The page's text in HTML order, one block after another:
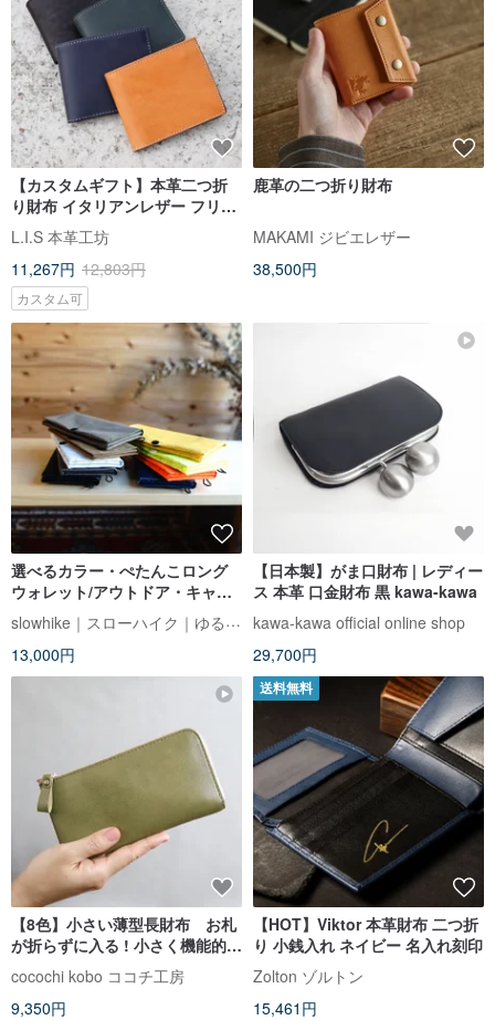
【カスタムギフト】本革二つ折
り財布 イタリアンレザー フリッ
プウォレット 4 色 父の日ギフト
L.I.S 本革工坊
11,267円 12,803円
カスタム可
鹿革の二つ折り財布
MAKAMI ジビエレザー
38,500円
選べるカラー・ぺたんこロング
ウォレット/アウトドア・キャン
プ・登山・超軽量・薄い長財
布・ミニ財布・防水・
slowhike・LW-01
slowhike｜スローハイク｜ゆるハイカーの山道具
13,000円
【日本製】がま口財布 | レディー
ス 本革 口金財布 黒 kawa-kawa
kawa-kawa official online shop
29,700円
【8色】小さい薄型長財布 お札
が折らずに入る ! 小さく機能的で
使いやすい 超軽量で水や傷に
強い丈夫な上質人工皮革製 ( 受注
生産 )
cocochi kobo ココチ工房
9,350円
送料無料
【HOT】Viktor 本革財布 二つ折
り 小銭入れ ネイビー 名入れ刻印
Zolton ゾルトン
15,461円